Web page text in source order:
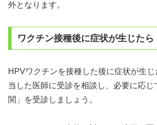
外となります。
ワクチン接種後に症状が生じたら
HPVワクチンを接種した後に症状が生じ
当した医師に受診を相談し、必要に応じ
関」を受診しましょう。